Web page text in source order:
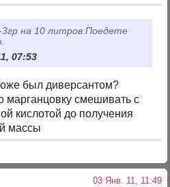
на 10 литров.Поедете
07:53
был диверсантом?
марганцовку смешивать с
кислотой до получения
массы
03 Янв. 11, 11:49